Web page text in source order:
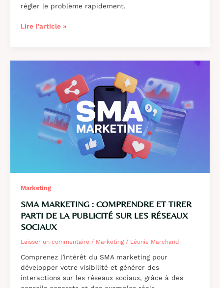
régler le problème rapidement.
Pourquoi
rejoindre
Instagram
raisons
Lire l’article »
Marketing
SMA MARKETING : COMPRENDRE ET TIRER
PARTI DE LA PUBLICITÉ SUR LES RÉSEAUX
SOCIAUX
Laisser un commentaire / Marketing/ Léonie Marchand
Comprenez l’intérêt du SMA marketing pour
développer votre visibilité et générer des
interactions sur les réseaux sociaux, grâce à des